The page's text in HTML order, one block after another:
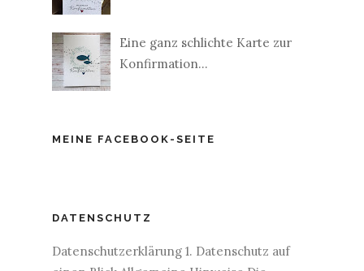
Eine ganz schlichte Karte zur
Konfirmation...
MEINE FACEBOOK-SEITE
DATENSCHUTZ
Datenschutzerklärung 1. Datenschutz auf